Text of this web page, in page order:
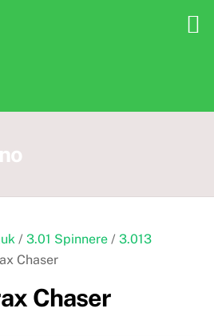
/ 3.01 Spinnere / 3.013
Chaser
Chaser